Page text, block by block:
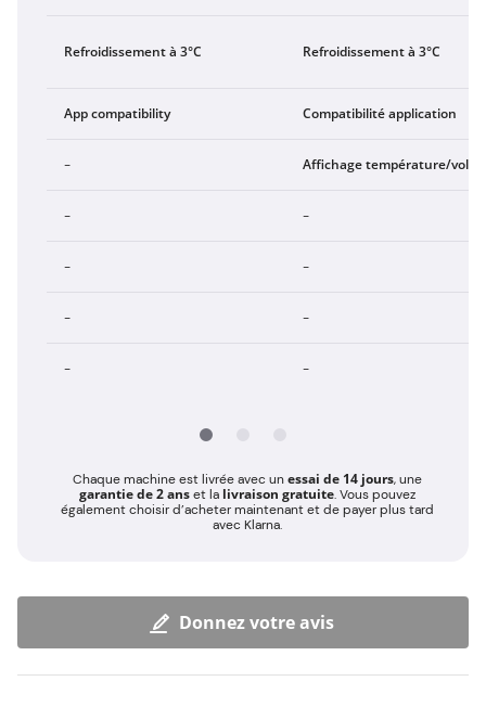
Refroidissement à 3°C Refroidissement à 3°C
App compatibility Compatibilité application
- Affichage température/
- -
- -
- -
- -
Chaque machine est livrée avec unessai de 14 jours, une
garantie de 2 anset la livraison gratuite. Vous pouvez
également choisir d’acheter maintenant et de payer plus tard
avec Klarna.
Donnez votre avis